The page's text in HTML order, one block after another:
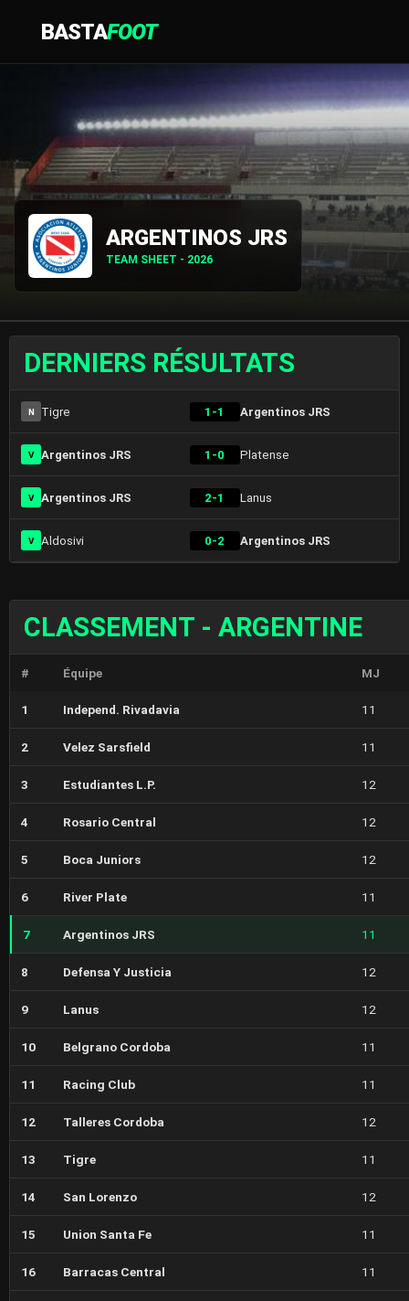
BASTAFOOT
ARGENTINOS JRS
TEAM SHEET - 2026
DERNIERS RÉSULTATS
N Tigre 1-1 Argentinos JRS
V Argentinos JRS 1-0 Platense
V Argentinos JRS 2-1 Lanus
V Aldosivi 0-2 Argentinos JRS
CLASSEMENT - ARGENTINE
# Équipe MJ
1 Independ. Rivadavia 11
2 Velez Sarsfield 11
3 Estudiantes L.P. 12
4 Rosario Central 12
5 Boca Juniors 12
6 River Plate 11
7 Argentinos JRS 11
8 Defensa Y Justicia 12
9 Lanus 12
10 Belgrano Cordoba 11
11 Racing Club 11
12 Talleres Cordoba 12
13 Tigre 11
14 San Lorenzo 12
15 Union Santa Fe 11
16 Barracas Central 11